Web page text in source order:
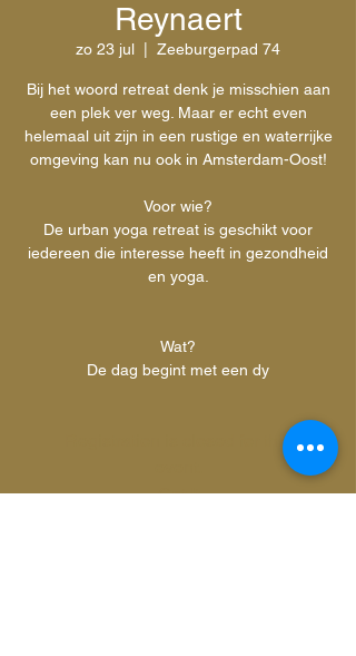
Reynaert
zo 23 jul Zeeburgerpad 74
Bij het woord retreat denk je misschien aan
een plek ver weg. Maar er echt even
helemaal uit zijn in een rustige en waterrijke
omgeving kan nu ook in Amsterdam-Oost!
Voor wie?
De urban yoga retreat is geschikt voor
iedereen die interesse heeft in gezondheid
en yoga.
Wat?
De dag begint met een dy
Registration is closed for this
Got It